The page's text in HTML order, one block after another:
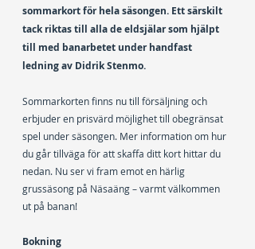
sommarkort för hela säsongen. Ett särskilt
tack riktas till alla de eldsjälar som hjälpt
till med banarbetet under handfast
ledning av Didrik Stenmo.
Sommarkorten finns nu till försäljning och
erbjuder en prisvärd möjlighet till obegränsat
spel under säsongen. Mer information om hur
du går tillväga för att skaffa ditt kort hittar du
nedan. Nu ser vi fram emot en härlig
grussäsong på Näsaäng – varmt välkommen
ut på banan!
Bokning